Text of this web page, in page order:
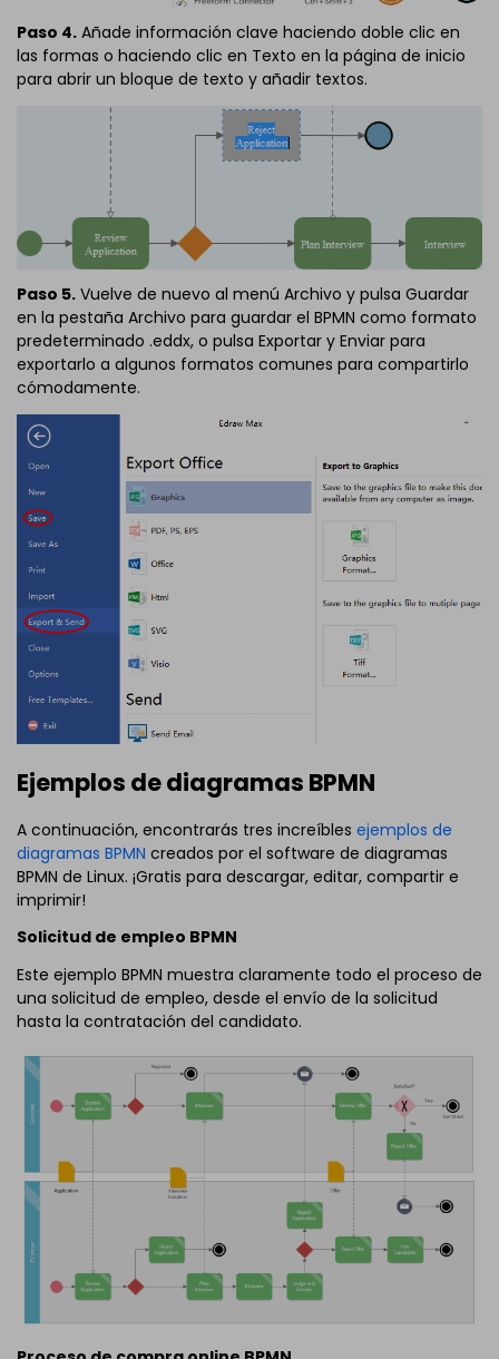
Paso 4. Añade información clave haciendo doble clic en
las formas o haciendo clic en Texto en la página de inicio
para abrir un bloque de texto y añadir textos.
Paso 5. Vuelve de nuevo al menú Archivo y pulsa Guardar
en la pestaña Archivo para guardar el BPMN como formato
predeterminado .eddx, o pulsa Exportar y Enviar para
exportarlo a algunos formatos comunes para compartirlo
cómodamente.
Ejemplos de diagramas BPMN
A continuación, encontrarás tres increíbles ejemplos de
diagramas BPMN creados por el software de diagramas
BPMN de Linux. ¡Gratis para descargar, editar, compartir e
imprimir!
Solicitud de empleo BPMN
Este ejemplo BPMN muestra claramente todo el proceso de
una solicitud de empleo, desde el envío de la solicitud
hasta la contratación del candidato.